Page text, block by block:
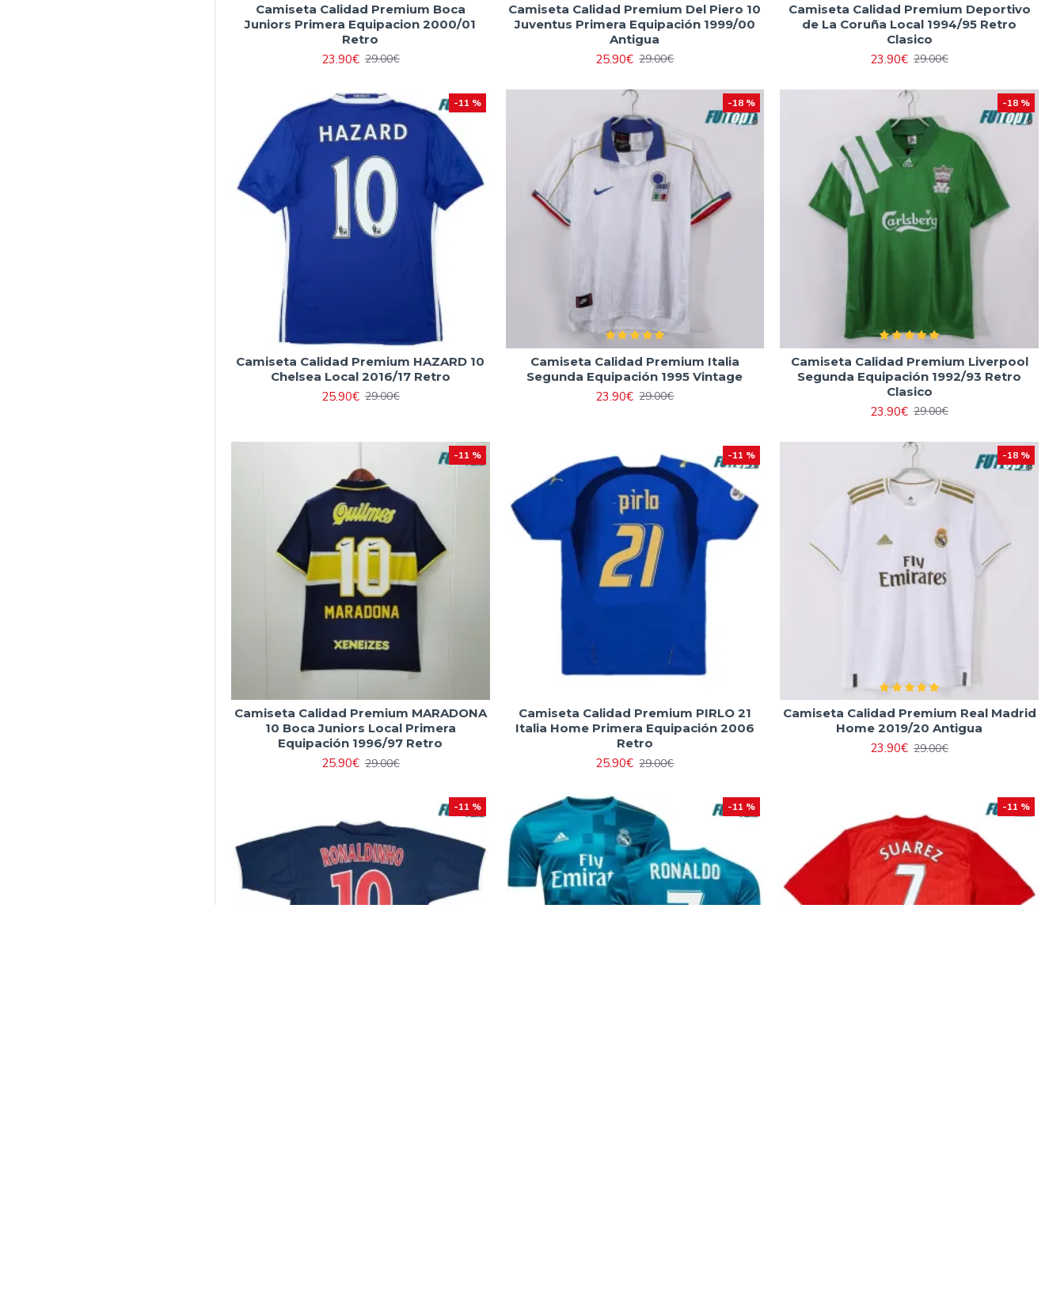
Camiseta Calidad Premium Boca
Juniors Primera Equipacion 2000/01
Retro
23.90€ 29.00€
Camiseta Calidad Premium Del Piero 10
Juventus Primera Equipación 1999/00
Antigua
25.90€ 29.00€
Camiseta Calidad Premium Deportivo
de La Coruña Local 1994/95 Retro
Clasico
23.90€ 29.00€
-11 %
Camiseta Calidad Premium HAZARD 10
Chelsea Local 2016/17 Retro
25.90€ 29.00€
-18 %
Camiseta Calidad Premium Italia
Segunda Equipación 1995 Vintage
23.90€ 29.00€
-18 %
Camiseta Calidad Premium Liverpool
Segunda Equipación 1992/93 Retro
Clasico
23.90€ 29.00€
-11 %
Camiseta Calidad Premium MARADONA
10 Boca Juniors Local Primera
Equipación 1996/97 Retro
25.90€ 29.00€
-11 %
Camiseta Calidad Premium PIRLO 21
Italia Home Primera Equipación 2006
Retro
25.90€ 29.00€
-18 %
Camiseta Calidad Premium Real Madrid
Home 2019/20 Antigua
23.90€ 29.00€
-11 % -11 % -11 %